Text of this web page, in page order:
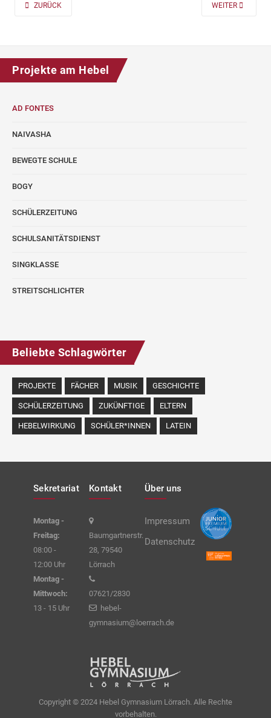
PREVIOUS ARTICLE: AD FONTES 2019/20 „MASS“ FÜR DIE KLASSEN 7
ZURÜCK NEXT ARTICLE:
WEITER
Projekte am Hebel
AD FONTES
NAIVASHA
BEWEGTE SCHULE
BOGY
SCHÜLERZEITUNG
SCHULSANITÄTSDIENST
SINGKLASSE
STREITSCHLICHTER
Beliebte Schlagwörter
PROJEKTE FÄCHER MUSIK GESCHICHTE
SCHÜLERZEITUNG ZUKÜNFTIGE ELTERN
HEBELWIRKUNG SCHÜLER*INNEN LATEIN
Sekretariat
Montag -
Freitag:
08:00 -
12:00 Uhr
Montag -
Mittwoch:
13 - 15 Uhr
Kontakt
Baumgartnerstr.
28, 79540
Lörrach
07621/2830
hebel-
gymnasium@loerrach.de
Über uns
Impressum
Datenschutz
Copyright © 2024 Hebel Gymnasium Lörrach. Alle Rechte
vorbehalten.